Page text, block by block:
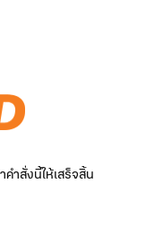
ำสั่งนี้ให้เสร็จสิ้น